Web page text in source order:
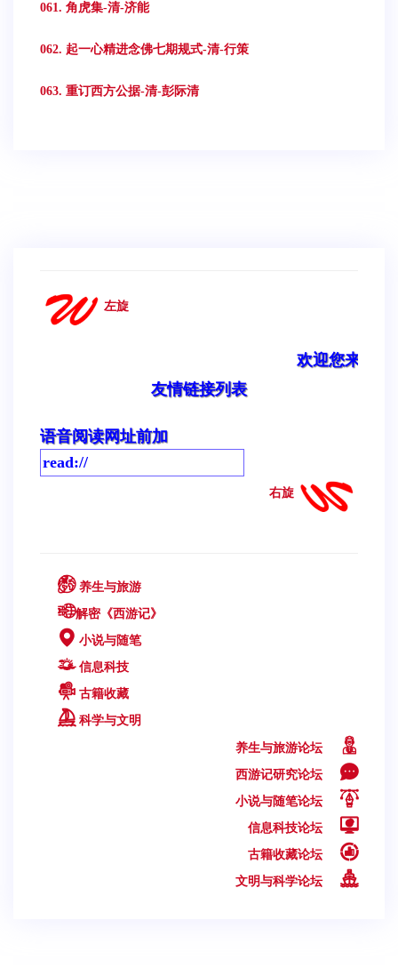
061. 角虎集-清-济能
062. 起一心精进念佛七期规式-清-行策
063. 重订西方公据-清-彭际清
左旋
欢迎您来到科
友情链接列表
语音阅读网址前加
右旋
养生与旅游
解密《西游记》
小说与随笔
信息科技
古籍收藏
科学与文明
养生与旅游论坛
西游记研究论坛
小说与随笔论坛
信息科技论坛
古籍收藏论坛
文明与科学论坛